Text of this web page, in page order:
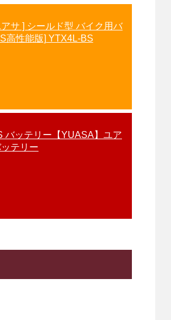
サ ] シールド型 バイク用バ
高性能版] YTX4L-BS
バッテリー【YUASA】ユア
テリー